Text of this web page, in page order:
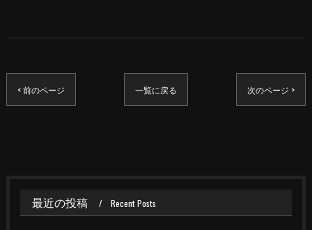
< 前のページ 一覧に戻る 次のページ >
最近の投稿 Recent Posts